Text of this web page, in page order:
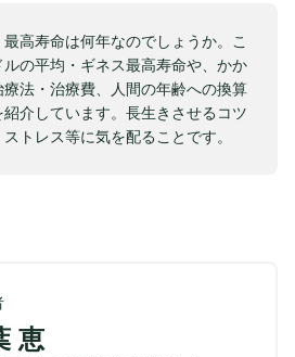
高寿命は何年なのでしょうか。こ
の平均・ギネス最高寿命や、かか
療法・治療費、人間の年齢への換算
介しています。長生きさせるコツ
トレス等に気を配ることです。
恵